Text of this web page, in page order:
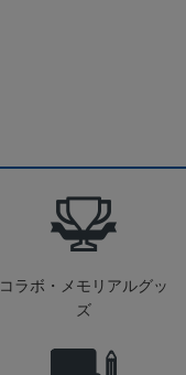
コラボ・メモリアルグッ
ズ